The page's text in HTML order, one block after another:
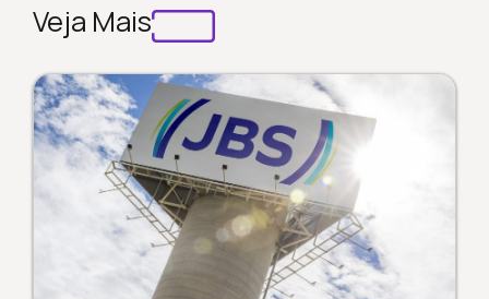
Veja Mais